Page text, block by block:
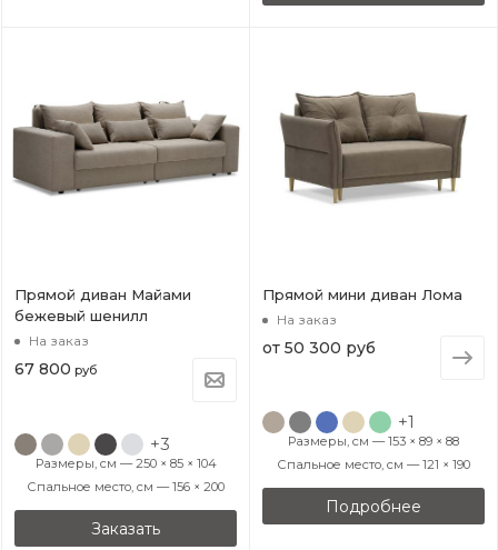
Прямой диван Майами
бежевый шенилл
На заказ
67 800 руб
+3
Размеры, см — 250 × 85 × 104
Спальное место, см — 156 × 200
Заказать
Прямой мини диван Лома
На заказ
от 50 300 руб
+1
Размеры, см — 153 × 89 × 88
Спальное место, см — 121 × 190
Подробнее